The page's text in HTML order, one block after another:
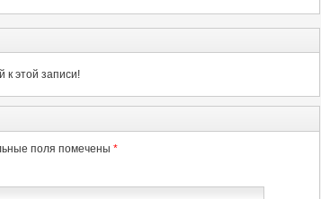
к этой записи!
поля помечены *